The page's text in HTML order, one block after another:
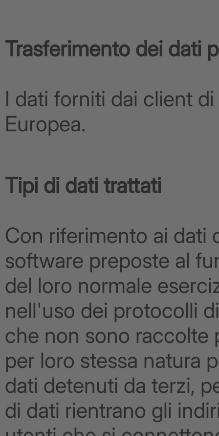
Trasferimento dei dati
I dati forniti dai client di
Europea.
Tipi di dati trattati
Con riferimento ai dati
software preposte al
del loro normale
nell'uso dei protocolli
che non sono raccolte
per loro stessa natura
dati detenuti da terzi,
di dati rientrano gli